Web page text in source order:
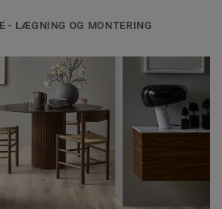
- LÆGNING OG MONTERING